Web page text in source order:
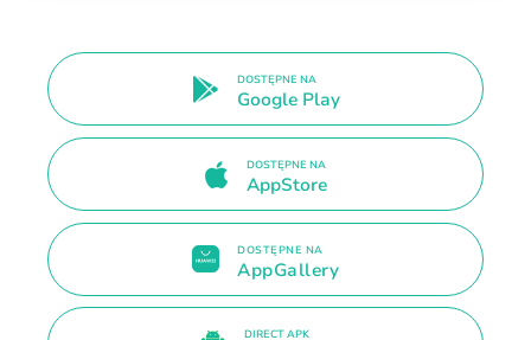
DOSTĘPNE NA
Google Play
DOSTĘPNE NA
AppStore
DOSTĘPNE NA
AppGallery
DIRECT APK